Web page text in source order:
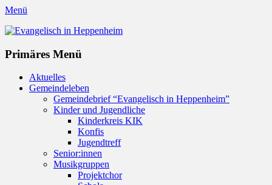
Menü
Evangelisch in Heppenheim
Primäres Menü
Zum
Inhalt
Aktuelles
Gemeindeleben
Gemeindebrief “Evangelisch in Heppenheim”
Kinder und Jugendliche
Kinderkreis KIK
Konfis
Jugendtreff
Senior:innen
Musikgruppen
Projektchor